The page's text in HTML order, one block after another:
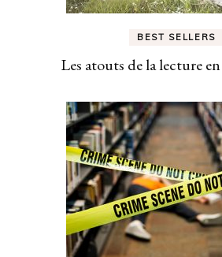
BEST SELLERS
Les atouts de la lecture